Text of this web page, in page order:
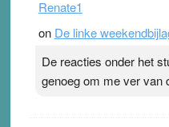
topsporters. Ze hopen
terwijl ze meer zuurstof
ademen’ kan goud
Pleisterplakkers in de
Renate1
on De linke
De reacties onder het
genoeg om me ver van